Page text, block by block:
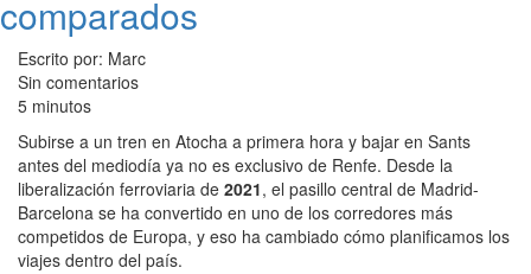
comparados
Escrito por: Marc
Sin comentarios
5 minutos
Subirse a un tren en Atocha a primera hora y bajar en Sants
antes del mediodía ya no es exclusivo de Renfe. Desde la
liberalización ferroviaria de 2021, el pasillo central de Madrid-
Barcelona se ha convertido en uno de los corredores más
competidos de Europa, y eso ha cambiado cómo planificamos los
viajes dentro del país.